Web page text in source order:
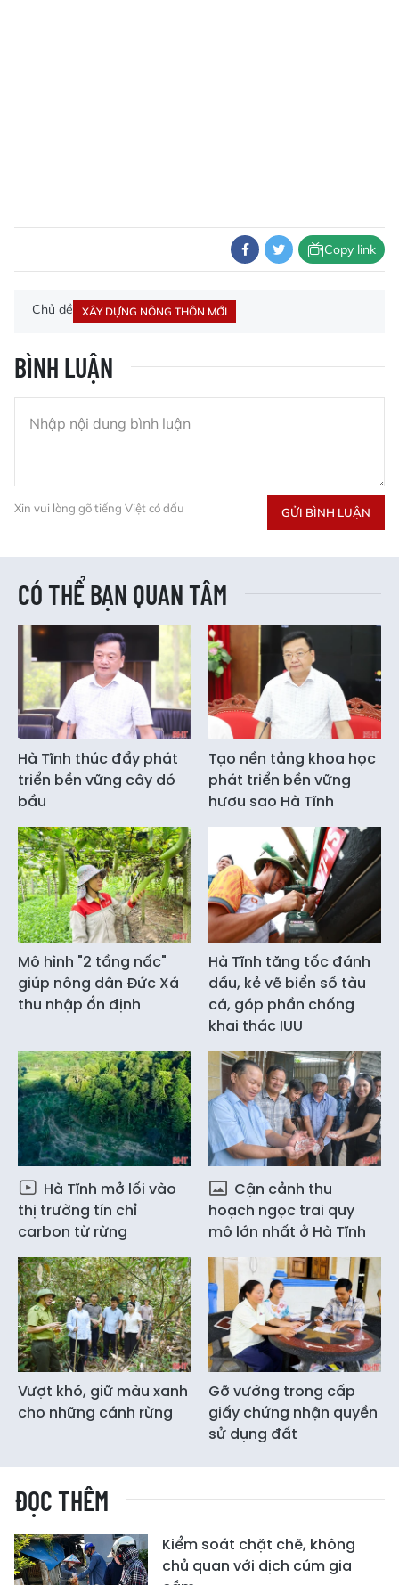
Copy link
Chủ đề XÂY DỰNG NÔNG THÔN MỚI
BÌNH LUẬN
Xin vui lòng gõ tiếng Việt có dấu GỬI BÌNH LUẬN
CÓ THỂ BẠN QUAN TÂM
Hà Tĩnh thúc đẩy phát
triển bền vững cây dó
bầu
Tạo nền tảng khoa học
phát triển bền vững
hươu sao Hà Tĩnh
Mô hình "2 tầng nấc"
giúp nông dân Đức Xá
thu nhập ổn định
Hà Tĩnh tăng tốc đánh
dấu, kẻ vẽ biển số tàu
cá, góp phần chống
khai thác IUU
Hà Tĩnh mở lối vào
thị trường tín chỉ
carbon từ rừng
Cận cảnh thu
hoạch ngọc trai quy
mô lớn nhất ở Hà Tĩnh
Vượt khó, giữ màu xanh
cho những cánh rừng
Gỡ vướng trong cấp
giấy chứng nhận quyền
sử dụng đất
ĐỌC THÊM
Kiểm soát chặt chẽ, không
chủ quan với dịch cúm gia